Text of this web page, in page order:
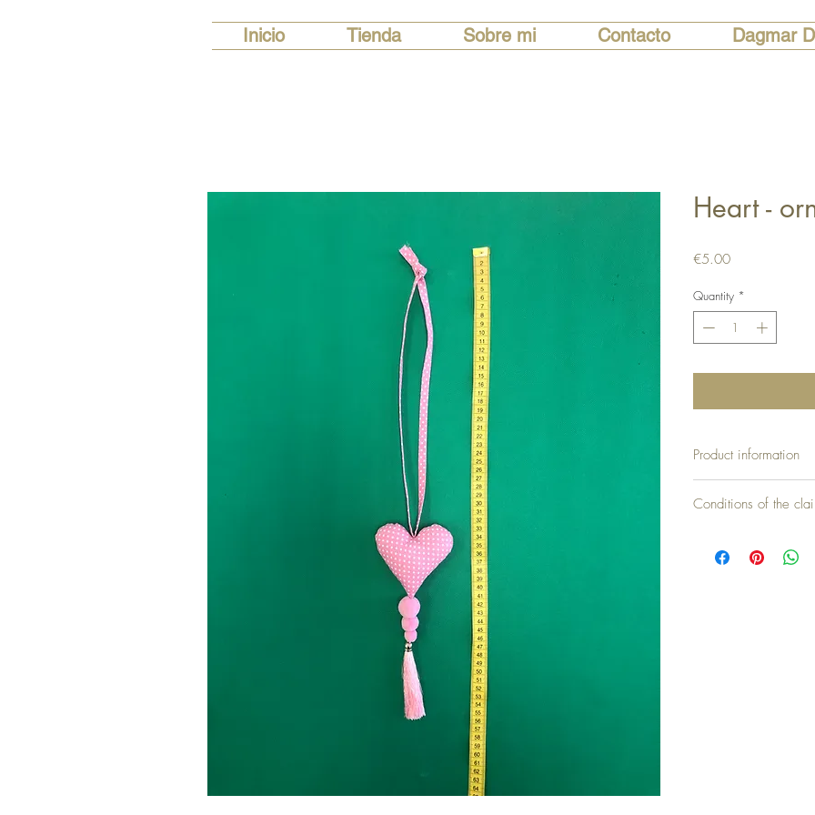
Inicio Tienda Sobre mi Contacto Dagmar
Heart -
€5.00Price
Quantity *
Product information
Conditions of the